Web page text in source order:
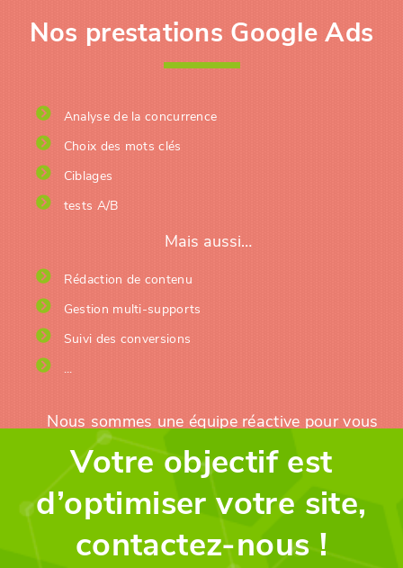
Nos prestations Google Ads
Analyse de la concurrence
Choix des mots clés
Ciblages
tests A/B
Mais aussi…
Rédaction de contenu
Gestion multi-supports
Suivi des conversions
...
Nous sommes une équipe réactive pour vous
permettre d’atteindre vos objectifs avec le
maximum de retour sur investissement !
Votre objectif est
d’optimiser votre site,
contactez-nous !